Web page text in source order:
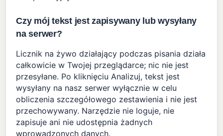
Czy mój tekst jest zapisywany lub wysyłany
na serwer?
Licznik na żywo działający podczas pisania działa
całkowicie w Twojej przeglądarce; nic nie jest
przesyłane. Po kliknięciu Analizuj, tekst jest
wysyłany na nasz serwer wyłącznie w celu
obliczenia szczegółowego zestawienia i nie jest
przechowywany. Narzędzie nie loguje, nie
zapisuje ani nie udostępnia żadnych
wprowadzonych danych.